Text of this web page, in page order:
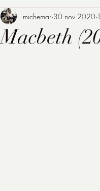
Macbeth
michemar 30 nov 2020